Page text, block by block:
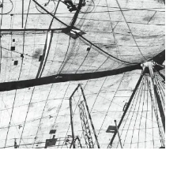
ÚLTIMA HORA
fortalece capacidad
con flota
de 60 unidades
en un año de
ÚLTIMA HORA
Bautista Arismendi» a